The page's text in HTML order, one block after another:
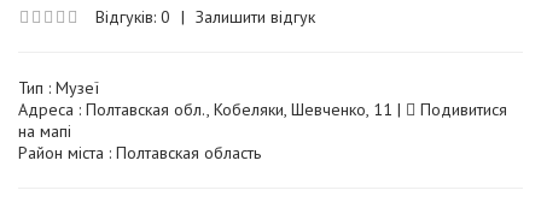
Відгуків: 0 | Залишити відгук
Тип : Музеї
Адреса : Полтавская обл., Кобеляки, Шевченко, 11 |
Подивитися
на мапі
Район міста : Полтавская область